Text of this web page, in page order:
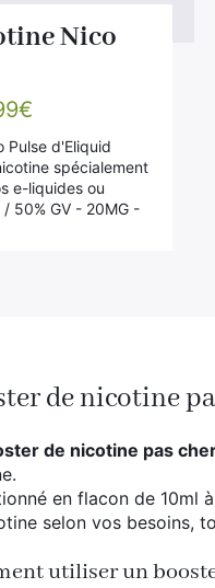
de nicotine
de nicotine pas
en flacon de 10ml
selon vos besoins,
utiliser un
Nico
€
Pulse d'Eliquid
spécialement
e-liquides ou
50% GV - 20MG -